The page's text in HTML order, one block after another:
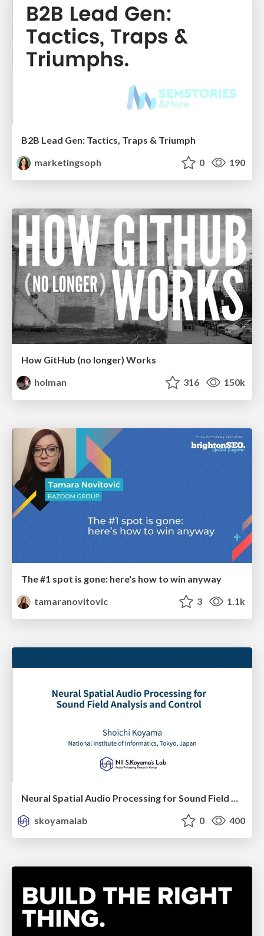
B2B Lead Gen: Tactics, Traps & Triumph
marketingsoph
0 190
How GitHub (no longer) Works
holman
316 150k
The #1 spot is gone: here's how to win anyway
tamaranovitovic
3 1.1k
Neural Spatial Audio Processing for Sound Field Analysis and Control
skoyamalab
0 400